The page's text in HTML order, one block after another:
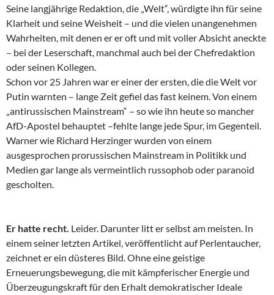
Seine langjährige Redaktion, die „Welt“, würdigte ihn für seine
Klarheit und seine Weisheit – und die vielen unangenehmen
Wahrheiten, mit denen er er oft und mit voller Absicht aneckte
– bei der Leserschaft, manchmal auch bei der Chefredaktion
oder seinen Kollegen.
Schon vor 25 Jahren war er einer der ersten, die die Welt vor
Putin warnten – lange Zeit gefiel das fast keinem. Von einem
„antirussischen Mainstream“ – so wie ihn heute so mancher
AfD-Apostel behauptet –fehlte lange jede Spur, im Gegenteil.
Warner wie Richard Herzinger wurden von einem
ausgesprochen prorussischen Mainstream in Politikk und
Medien gar lange als vermeintlich russophob oder paranoid
gescholten.
Er hatte recht. Leider. Darunter litt er selbst am meisten. In
einem seiner letzten Artikel, veröffentlicht auf Perlentaucher,
zeichnet er ein düsteres Bild. Ohne eine geistige
Erneuerungsbewegung, die mit kämpferischer Energie und
Überzeugungskraft für den Erhalt demokratischer Ideale